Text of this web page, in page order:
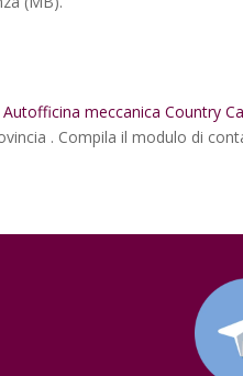
Autofficina meccanica Country
. Compila il modulo di